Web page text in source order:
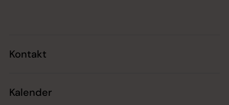
Kontakt
Kalender